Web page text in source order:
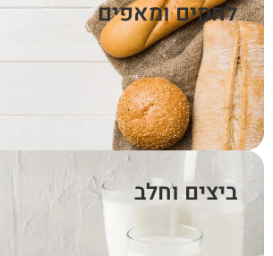
לחמים ומאפים
ביצים וחלב